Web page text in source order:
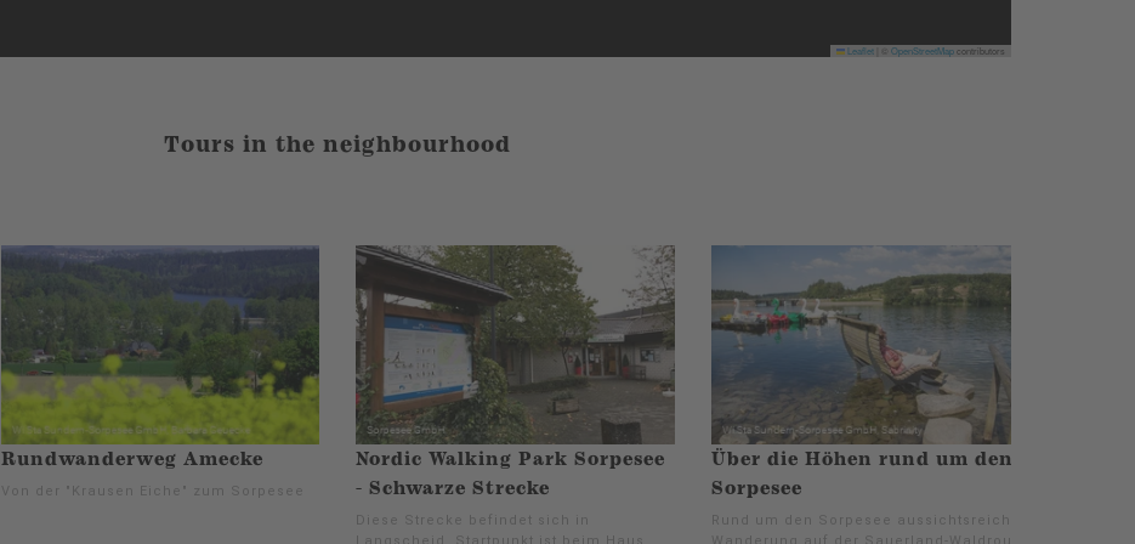
Leaflet OpenStreetMapcontributors
Tours in the neighbourhood
Rundwanderweg Amecke
Von der "Krausen Eiche" zum Sorpesee
Nordic Walking Park Sorpesee
- Schwarze Strecke
Diese Strecke befindet sich in
Über die Höhen rund um den
Sorpesee
Rund um den Sorpesee aussichtsreiche